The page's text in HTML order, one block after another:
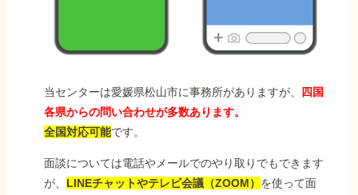
当センターは愛媛県松山市に事務所がありますが、
四国
各県からの問い合わせが多数あります。
全国対応可能です。
面談については電話やメールでのやり取りでもできます
が、 LINEチャットやテレビ会議（ZOOM） を使って面